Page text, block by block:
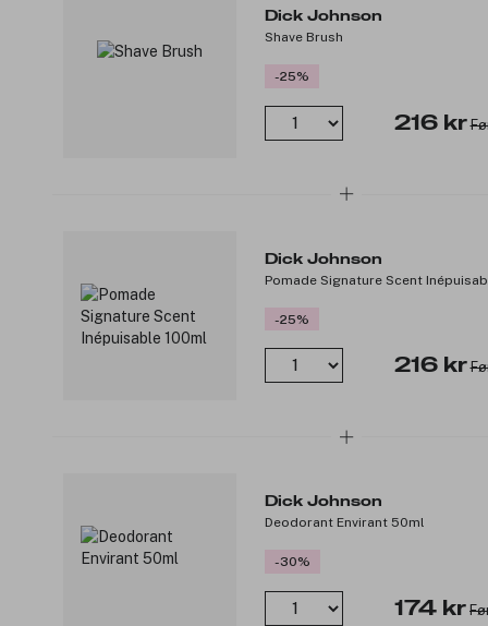
Dick Johnson
Shave Brush
-25%
216 kr
Dick Johnson
Pomade Signature Scent
-25%
216 kr
Dick Johnson
Deodorant Envirant 50ml
-30%
174 kr